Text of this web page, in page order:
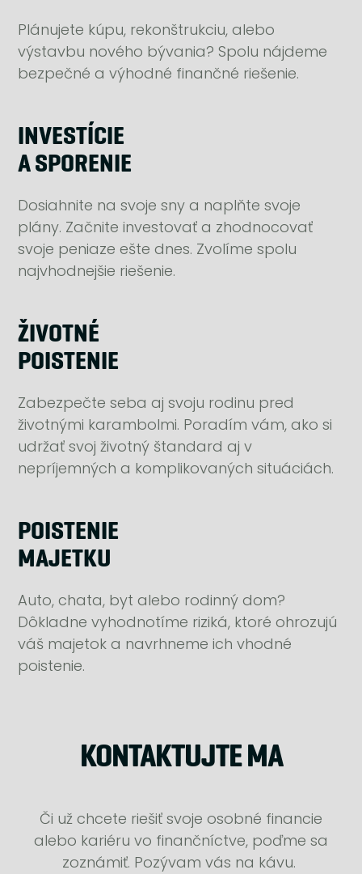
Plánujete kúpu, rekonštrukciu, alebo
výstavbu nového bývania? Spolu nájdeme
bezpečné a výhodné finančné riešenie.
INVESTÍCIE
A SPORENIE
Dosiahnite na svoje sny a naplňte svoje
plány. Začnite investovať a zhodnocovať
svoje peniaze ešte dnes. Zvolíme spolu
najvhodnejšie riešenie.
ŽIVOTNÉ
POISTENIE
Zabezpečte seba aj svoju rodinu pred
životnými karambolmi. Poradím vám, ako si
udržať svoj životný štandard aj v
nepríjemných a komplikovaných situáciách.
POISTENIE
MAJETKU
Auto, chata, byt alebo rodinný dom?
Dôkladne vyhodnotíme riziká, ktoré ohrozujú
váš majetok a navrhneme ich vhodné
poistenie.
KONTAKTUJTE MA
Či už chcete riešiť svoje osobné financie
alebo kariéru vo finančníctve, poďme sa
zoznámiť. Pozývam vás na kávu.